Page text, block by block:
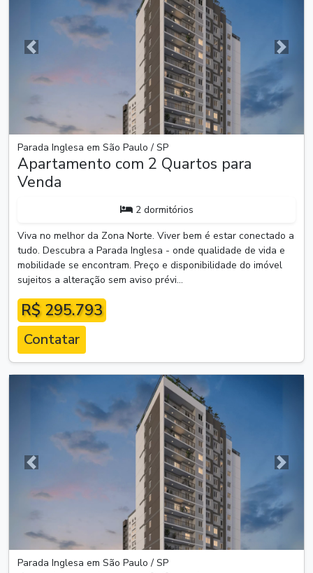
Anterior
Parada Inglesa em São Paulo / SP
Apartamento com 2 Quartos para
Venda
2 dormitórios
Viva no melhor da Zona Norte. Viver bem é estar conectado a
tudo. Descubra a Parada Inglesa - onde qualidade de vida e
mobilidade se encontram. Preço e disponibilidade do imóvel
sujeitos a alteração sem aviso prévi...
R$ 295.793
Contatar
Anterior
Parada Inglesa em São Paulo / SP